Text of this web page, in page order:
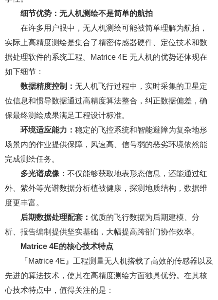
细节优势：无人机测绘不是简单的航拍
在许多用户眼中，无人机测绘可能被简单理解为航拍，
实际上高精度测绘是集合了精密传感器硬件、定位技术和数
据处理软件的系统工程。Matrice 4E 无人机的优势还体现在
如下细节：
数据精度控制： 无人机飞行过程中，实时采集的卫星定
位信息和惯导数据通过高精度算法整合，纠正数据偏差，确
保最终测绘成果满足工程设计标准。
环境适应能力： 稳定的飞控系统和智能避障为复杂地形
场景内的作业提供保障，风速高、信号弱的恶劣环境依然能
完成测绘任务。
多光谱成像： 不仅能够获取地表形态信息，还能通过红
外、紫外等光谱数据分析植被健康，探测地质结构，数据维
度更丰富。
后期数据处理配套： 优质的飞行数据为后期建模、分
析、报告编制提供坚实基础，大幅提高跨部门协作效率。
Matrice 4E的核心技术特点
『Matrice 4E』工程测量无人机搭载了高效的传感器以及
先进的算法技术，使其在高精度测绘方面独具优势。在其核
心技术特点中，值得关注的是：